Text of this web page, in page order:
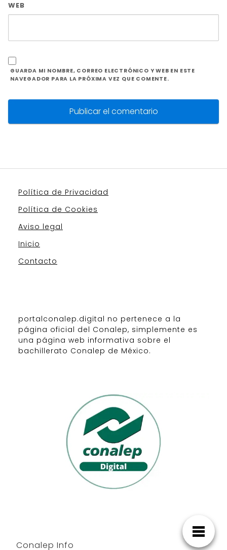
WEB
GUARDA MI NOMBRE, CORREO ELECTRÓNICO Y WEB EN ESTE
NAVEGADOR PARA LA PRÓXIMA VEZ QUE COMENTE.
Política de Privacidad
Política de Cookies
Aviso legal
Inicio
Contacto
portalconalep.digital no pertenece a la
página oficial del Conalep, simplemente es
una página web informativa sobre el
bachillerato Conalep de México.
Conalep Info